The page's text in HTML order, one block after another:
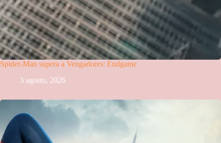
Spider-Man supera a Vengadores: Endgame
3 agosto, 2026